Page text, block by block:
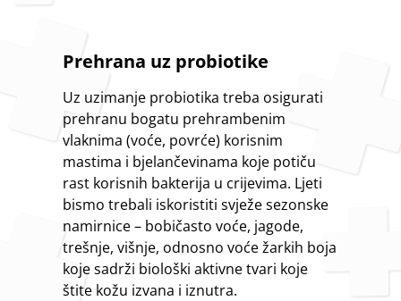
Prehrana uz probiotike
Uz uzimanje probiotika treba osigurati
prehranu bogatu prehrambenim
vlaknima (voće, povrće) korisnim
mastima i bjelančevinama koje potiču
rast korisnih bakterija u crijevima. Ljeti
bismo trebali iskoristiti svježe sezonske
namirnice – bobičasto voće, jagode,
trešnje, višnje, odnosno voće žarkih boja
koje sadrži biološki aktivne tvari koje
štite kožu izvana i iznutra.